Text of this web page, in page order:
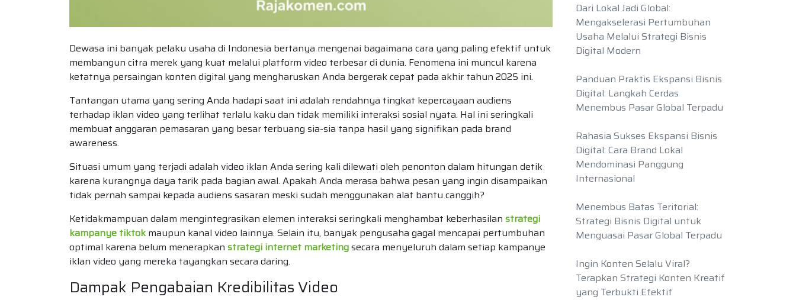
Dewasa ini banyak pelaku usaha di Indonesia bertanya mengenai bagaimana cara yang paling efektif untuk
membangun citra merek yang kuat melalui platform video terbesar di dunia. Fenomena ini muncul karena
ketatnya persaingan konten digital yang mengharuskan Anda bergerak cepat pada akhir tahun 2025 ini.
Tantangan utama yang sering Anda hadapi saat ini adalah rendahnya tingkat kepercayaan audiens
terhadap iklan video yang terlihat terlalu kaku dan tidak memiliki interaksi sosial nyata. Hal ini seringkali
membuat anggaran pemasaran yang besar terbuang sia-sia tanpa hasil yang signifikan pada brand
awareness.
Situasi umum yang terjadi adalah video iklan Anda sering kali dilewati oleh penonton dalam hitungan detik
karena kurangnya daya tarik pada bagian awal. Apakah Anda merasa bahwa pesan yang ingin disampaikan
tidak pernah sampai kepada audiens sasaran meski sudah menggunakan alat bantu canggih?
Ketidakmampuan dalam mengintegrasikan elemen interaksi seringkali menghambat keberhasilan strategi
kampanye tiktokmaupun kanal video lainnya. Selain itu, banyak pengusaha gagal mencapai pertumbuhan
optimal karena belum menerapkan strategi internet marketingsecara menyeluruh dalam setiap kampanye
iklan video yang mereka tayangkan secara daring.
Dampak Pengabaian Kredibilitas Video
Dari Lokal Jadi Global:
Mengakselerasi Pertumbuhan
Usaha Melalui Strategi Bisnis
Digital Modern
Panduan Praktis Ekspansi Bisnis
Digital: Langkah Cerdas
Menembus Pasar Global Terpadu
Rahasia Sukses Ekspansi Bisnis
Digital: Cara Brand Lokal
Mendominasi Panggung
Internasional
Menembus Batas Teritorial:
Strategi Bisnis Digital untuk
Menguasai Pasar Global Terpadu
Ingin Konten Selalu Viral?
Terapkan Strategi Konten Kreatif
yang Terbukti Efektif